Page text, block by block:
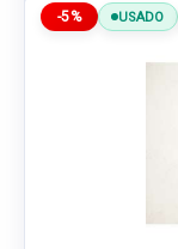
-5% USADO